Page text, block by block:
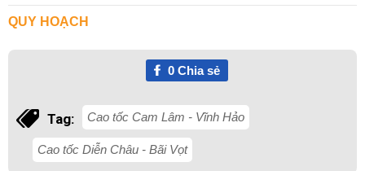
QUY HOẠCH
0Chia sẻ
Tag: Cao tốc Cam Lâm - Vĩnh Hảo
Cao tốc Diễn Châu - Bãi Vọt